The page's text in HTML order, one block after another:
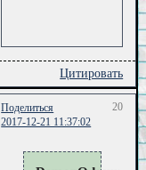
Цитировать
Поделиться
20
2017-12-21 11:37:02